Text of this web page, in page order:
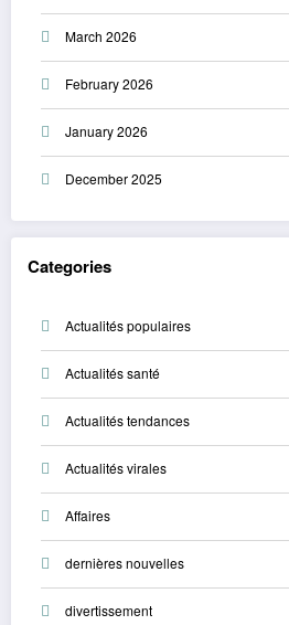
March 2026
February 2026
January 2026
December 2025
Categories
Actualités populaires
Actualités santé
Actualités tendances
Actualités virales
Affaires
dernières nouvelles
divertissement